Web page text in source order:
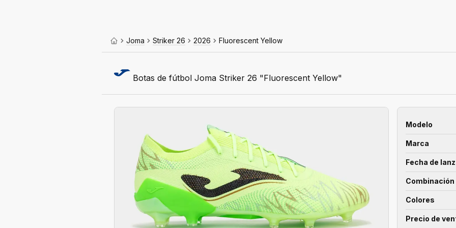
Joma Striker 26 2026 Fluorescent Yellow
Botas de fútbol Joma Striker 26 "Fluorescent Yellow"
Modelo
Marca
Fecha de
Colores
Precio de